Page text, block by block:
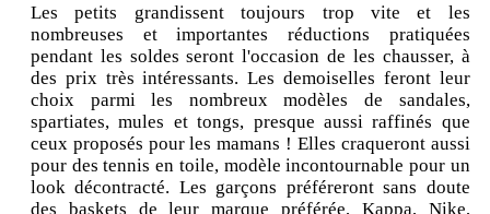
Les petits grandissent toujours trop vite et les
nombreuses et importantes réductions pratiquées
pendant les soldes seront l'occasion de les chausser, à
des prix très intéressants. Les demoiselles feront leur
choix parmi les nombreux modèles de sandales,
spartiates, mules et tongs, presque aussi raffinés que
ceux proposés pour les mamans ! Elles craqueront aussi
pour des tennis en toile, modèle incontournable pour un
look décontracté. Les garçons préféreront sans doute
des baskets de leur marque préférée, Kappa, Nike,